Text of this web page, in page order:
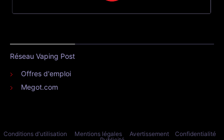
Réseau Vaping Post
Offres d'emploi
Megot.com
Conditions d'utilisation Mentions légales Avertissement
Confidentialité